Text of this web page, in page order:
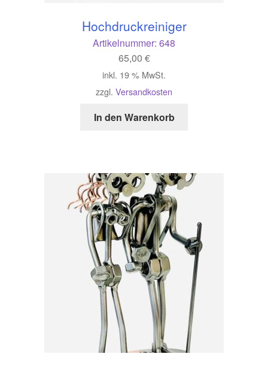
Hochdruckreiniger
Artikelnummer: 648
65,00 €
inkl. 19 % MwSt.
zzgl. Versandkosten
In den Warenkorb